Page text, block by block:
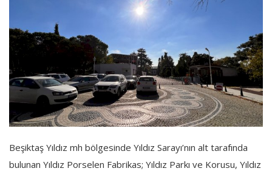
Popüler Yerler
Gayrettepe Projeler
Galeri
İletişim
Türkçe
Beşiktaş Yıldız mh bölgesinde Yıldız Sarayı’nın alt tarafında
bulunan Yıldız Porselen Fabrikas; Yıldız Parkı ve Korusu, Yıldız